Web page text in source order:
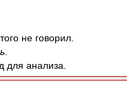
не говорил.
для анализа.